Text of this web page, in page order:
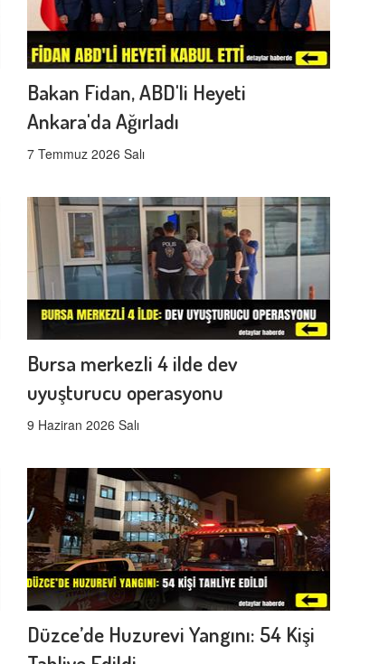
Bakan Fidan, ABD'li Heyeti
Ankara'da Ağırladı
7 Temmuz 2026 Salı
Bursa merkezli 4 ilde dev
uyuşturucu operasyonu
9 Haziran 2026 Salı
Düzce’de Huzurevi Yangını: 54 Kişi